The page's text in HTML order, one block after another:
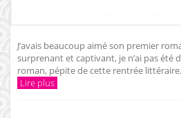
J’avais beaucoup aimé son premier
surprenant et captivant, je n’ai pas été
roman, pépite de cette rentrée
Lire plus